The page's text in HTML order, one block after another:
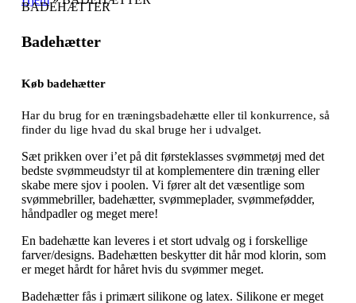
BADEHÆTTER
Badehætter
Køb badehætter
Har du brug for en træningsbadehætte eller til konkurrence, så
finder du lige hvad du skal bruge her i udvalget.
Sæt prikken over i’et på dit førsteklasses svømmetøj med det
bedste svømmeudstyr til at komplementere din træning eller
skabe mere sjov i poolen. Vi fører alt det væsentlige som
svømmebriller, badehætter, svømmeplader, svømmefødder,
håndpadler og meget mere!
En badehætte kan leveres i et stort udvalg og i forskellige
farver/designs. Badehætten beskytter dit hår mod klorin, som
er meget hårdt for håret hvis du svømmer meget.
Badehætter fås i primært silikone og latex. Silikone er meget